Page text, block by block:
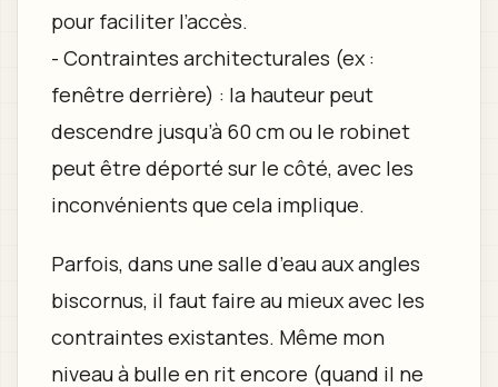
pour faciliter l’accès.
- Contraintes architecturales (ex :
fenêtre derrière) : la hauteur peut
descendre jusqu’à 60 cm ou le robinet
peut être déporté sur le côté, avec les
inconvénients que cela implique.
Parfois, dans une salle d’eau aux angles
biscornus, il faut faire au mieux avec les
contraintes existantes. Même mon
niveau à bulle en rit encore (quand il ne